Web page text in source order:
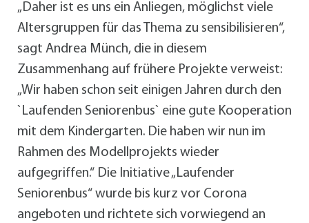
„Daher ist es uns ein Anliegen, möglichst viele
Altersgruppen für das Thema zu sensibilisieren“,
sagt Andrea Münch, die in diesem
Zusammenhang auf frühere Projekte verweist:
„Wir haben schon seit einigen Jahren durch den
`Laufenden Seniorenbus` eine gute Kooperation
mit dem Kindergarten. Die haben wir nun im
Rahmen des Modellprojekts wieder
aufgegriffen.“ Die Initiative „Laufender
Seniorenbus“ wurde bis kurz vor Corona
angeboten und richtete sich vorwiegend an